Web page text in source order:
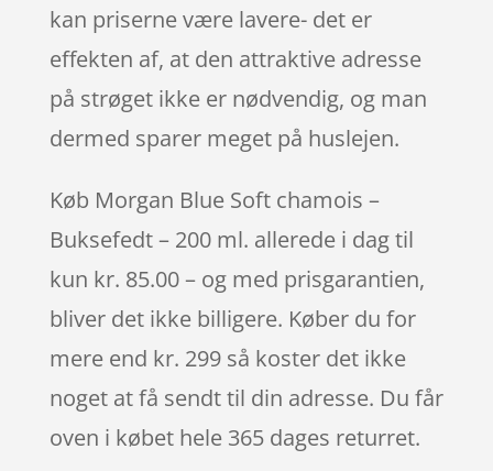
kan priserne være lavere- det er
effekten af, at den attraktive adresse
på strøget ikke er nødvendig, og man
dermed sparer meget på huslejen.
Køb Morgan Blue Soft chamois –
Buksefedt – 200 ml. allerede i dag til
kun kr. 85.00 – og med prisgarantien,
bliver det ikke billigere. Køber du for
mere end kr. 299 så koster det ikke
noget at få sendt til din adresse. Du får
oven i købet hele 365 dages returret.